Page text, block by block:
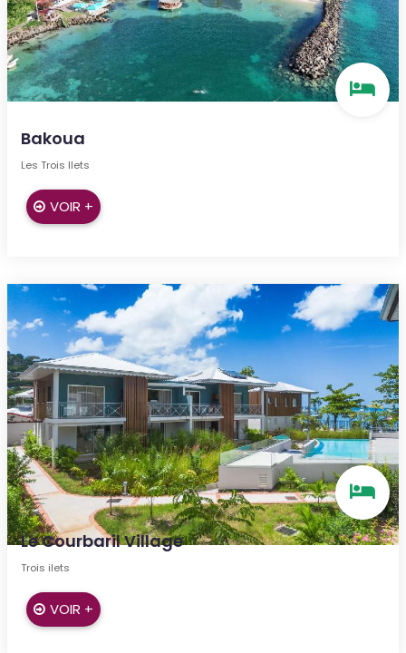
Bakoua
Les Trois Ilets
VOIR +
Le Courbaril Village
Trois ilets
VOIR +